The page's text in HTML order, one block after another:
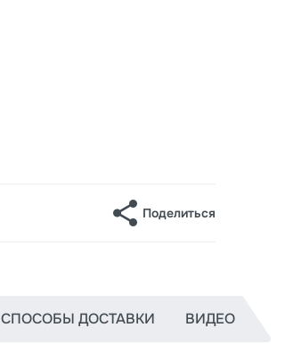
Поделиться
СПОСОБЫ ДОСТАВКИ ВИДЕО